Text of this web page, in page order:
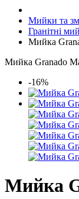
Мийки та
Гранітні
Мийка
Мийка Granado
-16%
Мийка